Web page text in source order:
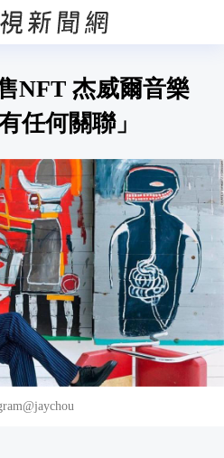
NFT 杰威爾音樂
任何關聯」